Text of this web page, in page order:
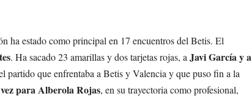
ha estado como principal en 17 encuentros del Betis. El
. Ha sacado 23 amarillas y dos tarjetas rojas, aJavi García y a
partido que enfrentaba a Betis y Valencia y que puso fin a la
para Alberola Rojas, en su trayectoria como profesional,